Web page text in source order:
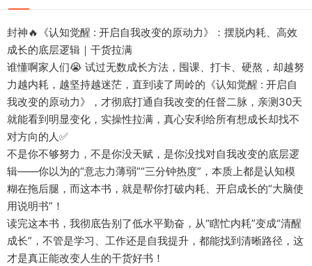
封神🔥《认知觉醒 : 开启自我改变的原动力》：摆脱内耗、高效
成长的底层逻辑｜干货拉满
谁懂啊家人们😭 试过无数成长方法，囤课、打卡、硬熬，却越努
力越内耗，越坚持越迷茫，直到读了周岭的《认知觉醒 : 开启自
我改变的原动力》，才彻底打通自我改变的任督二脉，亲测30天
就能看到明显变化，实操性拉满，真心安利给所有想成长却找不
对方向的人✅
不是你不够努力，不是你没天赋，是你没找对自我改变的底层逻
辑——你以为的“意志力薄弱”“三分钟热度”，本质上都是认知模
糊在拖后腿，而这本书，就是帮你打破内耗、开启成长的“大脑使
用说明书”！
读完这本书，我彻底告别了低水平勤奋，从“瞎忙内耗”变成“清醒
成长”，不管是学习、工作还是自我提升，都能找到清晰路径，这
才是真正能改变人生的干货好书！